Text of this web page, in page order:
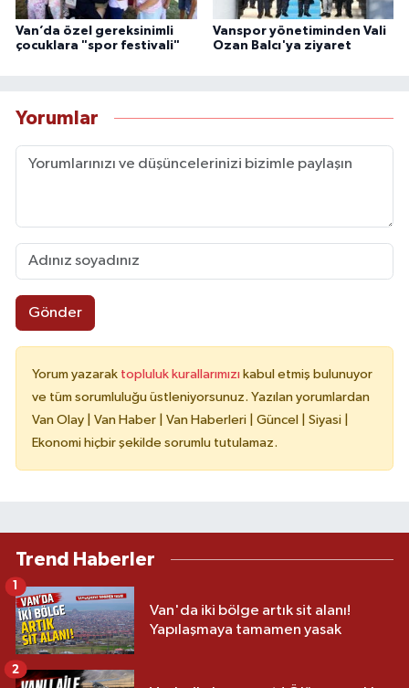
Van’da özel gereksinimli
çocuklara "spor festivali"
Vanspor yönetiminden Vali
Ozan Balcı'ya ziyaret
Yorumlar
Gönder
Yorum yazarak topluluk kurallarımızı kabul etmiş bulunuyor
ve tüm sorumluluğu üstleniyorsunuz. Yazılan yorumlardan
Van Olay | Van Haber | Van Haberleri | Güncel | Siyasi |
Ekonomi hiçbir şekilde sorumlu tutulamaz.
Trend Haberler
Van'da iki bölge artık sit alanı!
Yapılaşmaya tamamen yasak
2